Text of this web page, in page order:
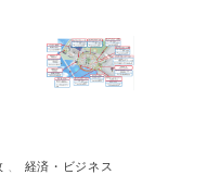
経済・ビジネス